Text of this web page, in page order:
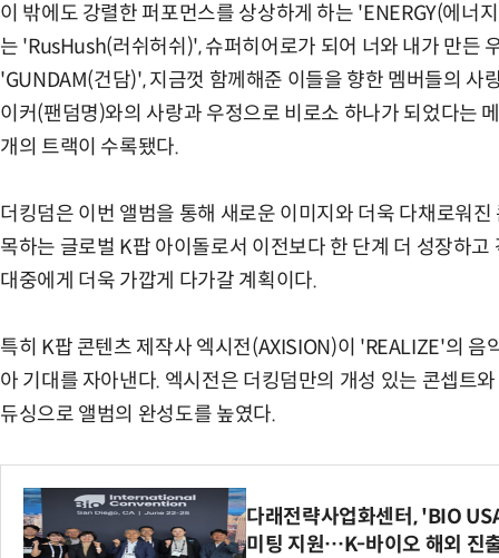
이 밖에도 강렬한 퍼포먼스를 상상하게 하는 'ENERGY(에너
는 'RusHush(러쉬허쉬)', 슈퍼히어로가 되어 너와 내가 만든
'GUNDAM(건담)', 지금껏 함께해준 이들을 향한 멤버들의 사
이커(팬덤명)와의 사랑과 우정으로 비로소 하나가 되었다는
개의 트랙이 수록됐다.
더킹덤은 이번 앨범을 통해 새로운 이미지와 더욱 다채로워
목하는 글로벌 K팝 아이돌로서 이전보다 한 단계 더 성장하
대중에게 더욱 가깝게 다가갈 계획이다.
특히 K팝 콘텐츠 제작사 엑시전(AXISION)이 'REALIZE'의
아 기대를 자아낸다. 엑시전은 더킹덤만의 개성 있는 콘셉트
듀싱으로 앨범의 완성도를 높였다.
다래전략사업화센터, 'BIO
미팅 지원…K-바이오 해외 진